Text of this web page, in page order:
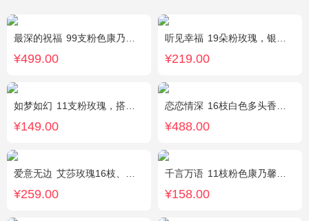
最深的祝福 99支粉色康乃馨，搭配绿叶、黄莺。
¥499.00
听见幸福 19朵粉玫瑰，银叶菊间插，搭配满天星
¥219.00
如梦如幻 11支粉玫瑰，搭配红豆点缀。
¥149.00
恋恋情深 16枝白色多头香水百合，黄莺点缀。
¥488.00
爱意无边 艾莎玫瑰16枝、白色洋桔梗5枝、尤加利10枝
¥259.00
千言万语 11枝粉色康乃馨，栀子叶间插丰满
¥158.00